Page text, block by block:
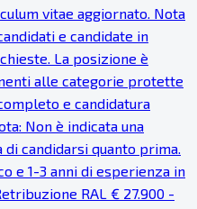
vitae aggiornato. Nota
e candidate in
La posizione è
alle categorie protette
e candidatura
Non è indicata una
candidarsi quanto prima.
e 1-3 anni di esperienza in
RAL € 27.900 -